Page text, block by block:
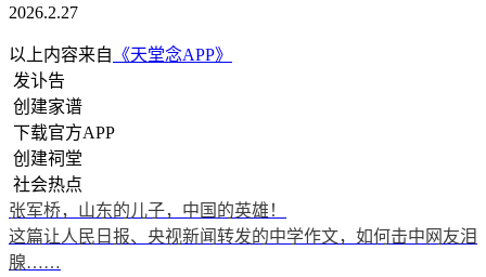
2026.2.27
以上内容来自 《天堂念APP》
发讣告
创建家谱
下载官方APP
创建祠堂
社会热点
张军桥，山东的儿子，中国的英雄！
这篇让人民日报、央视新闻转发的中学作文，如何击中网友泪
腺……